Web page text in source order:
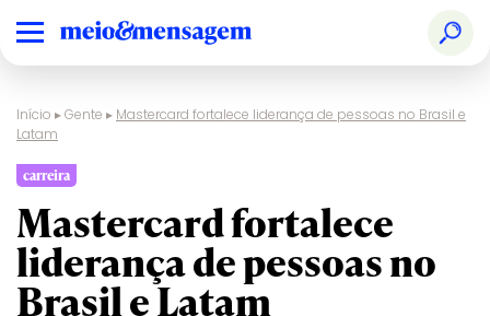
Início ▸Gente ▸ Mastercard fortalece liderança de pessoas no Brasil e
Latam
carreira
Mastercard fortalece
liderança de pessoas no
Brasil e Latam